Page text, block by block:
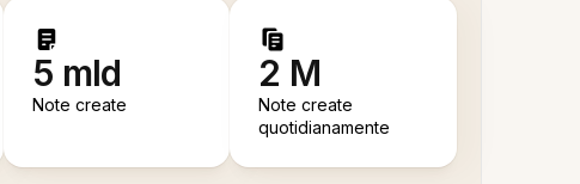
5 mld
Note create
2 M
Note create
quotidianamente